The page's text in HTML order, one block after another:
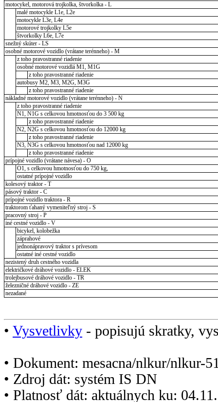
motocykel, motorová trojkolka, štvorkolka - L
malé motocykle L1e, L2e
motocykle L3e, L4e
motorové trojkolky L5e
štvorkolky L6e, L7e
snežný skúter - LS
osobné motorové vozidlo (vrátane terénneho) - M
z toho pravostranné riadenie
osobné motorové vozidlá M1, M1G
z toho pravostranné riadenie
autobusy M2, M3, M2G, M3G
z toho pravostranné riadenie
nákladné motorové vozidlo (vrátane terénneho) - N
z toho pravostranné riadenie
N1, N1G s celkovou hmotnosťou do 3 500 kg
z toho pravostranné riadenie
N2, N2G s celkovou hmotnosťou do 12000 kg
z toho pravostranné riadenie
N3, N3G s celkovou hmotnosťou nad 12000 kg
z toho pravostranné riadenie
prípojné vozidlo (vrátane návesa) - O
O1, s celkovou hmotnosťou do 750 kg,
ostatné prípojné vozidlo
kolesový traktor - T
pásový traktor - C
prípojné vozidlo traktora - R
traktorom ťahaný vymeniteľný stroj - S
pracovný stroj - P
iné cestné vozidlo - V
bicykel, kolobežka
záprahové
jednonápravový traktor s prívesom
ostatné iné cestné vozidlo
nezistený druh cestného vozidla
električkové dráhové vozidlo - ELEK
trolejbusové dráhové vozidlo - TR
železničné dráhové vozidlo - ZE
nezadané
• Vysvetlivky - popisujú skratky,
• Dokument: mesacna/nlkur/nlkur-
• Zdroj dát: systém IS DN
• Platnosť dát: aktuálnych ku: